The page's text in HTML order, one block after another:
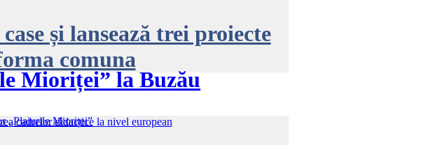
și lansează trei proiecte
comuna
Mioriței” la Buzău